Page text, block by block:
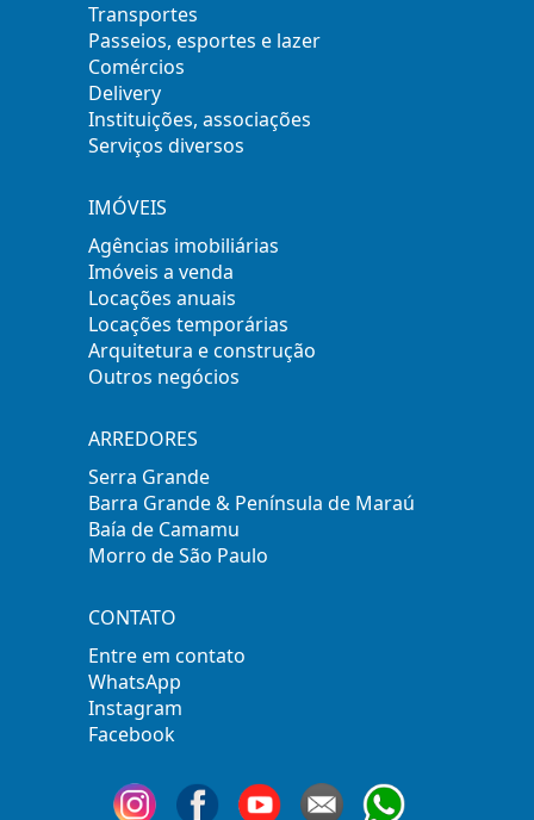
Transportes
Passeios, esportes e lazer
Comércios
Delivery
Instituições, associações
Serviços diversos
IMÓVEIS
Agências imobiliárias
Imóveis a venda
Locações anuais
Locações temporárias
Arquitetura e construção
Outros negócios
ARREDORES
Serra Grande
Barra Grande & Península de Maraú
Baía de Camamu
Morro de São Paulo
CONTATO
Entre em contato
WhatsApp
Instagram
Facebook